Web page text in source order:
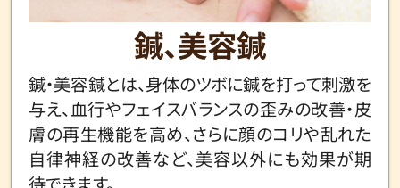
鍼、美容鍼
鍼・美容鍼とは、身体のツボに鍼を打って刺激を
与え、血行やフェイスバランスの歪みの改善・皮
膚の再生機能を高め、さらに顔のコリや乱れた
自律神経の改善など、美容以外にも効果が期